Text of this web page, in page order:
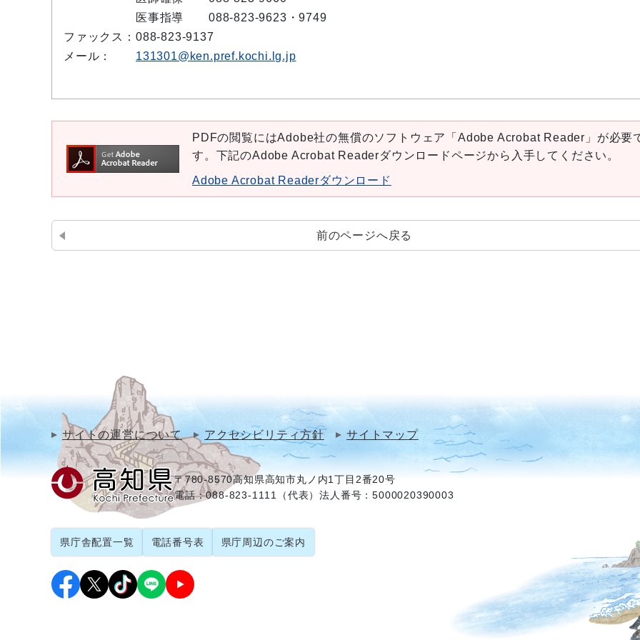
医事指導
088-823-9623・9749
ファックス： 088-823-9137
メール：
131301@ken.pref.kochi.lg.jp
PDFの閲覧にはAdobe社の無償のソフトウェア「Adobe Acrobat Reader」が必要
す。下記のAdobe Acrobat Readerダウンロードページから入手してください。
Adobe Acrobat Readerダウンロード
前のページへ戻る
サイトの運営について アクセシビリティ方針 サイトマップ
〒780-8570高知県高知市丸ノ内1丁目2番20号
電話：088-823-1111（代表）法人番号：5000020390003
県庁舎配置一覧 電話番号表 県庁周辺のご案内